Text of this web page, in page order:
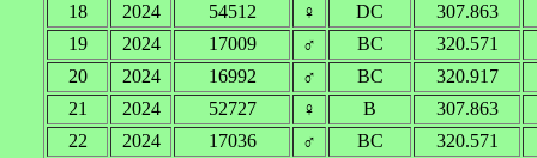
18
2024 54512 ♀ DC
307.863
19
2024 17009 ♂ BC
320.571
20
2024 16992 ♂ BC
320.917
21
2024 52727 ♀ B
307.863
22
2024 17036 ♂ BC
320.571